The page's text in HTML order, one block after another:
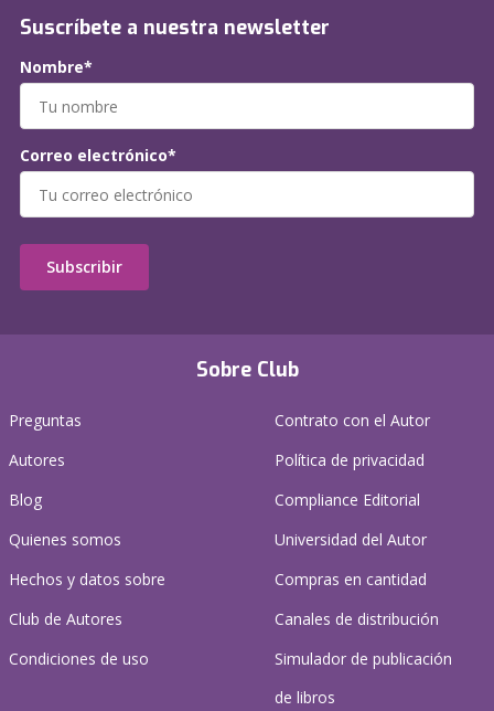
Sobre Club
Preguntas
Autores
Blog
Quienes somos
Hechos y datos sobre
Club de Autores
Condiciones de uso
Contrato con el Autor
Política de privacidad
Compliance Editorial
Universidad del Autor
Compras en cantidad
Canales de distribución
Simulador de publicación
de libros
Suscríbete a nuestra newsletter
Nombre*
Correo electrónico*
Subscribir